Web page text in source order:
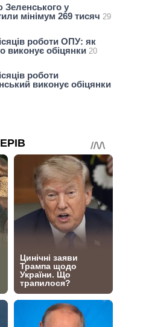
Зеленського у
мінімум 269 тисяч 29
роботи ОПУ: як
виконує обіцянки 20
роботи
виконує обіцянки